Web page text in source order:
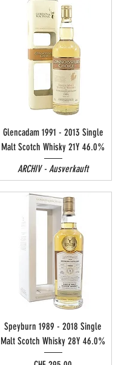
Glencadam 1991 - 2013 Single
Malt Scotch Whisky 21Y 46.0%
ARCHIV - Ausverkauft
Speyburn 1989 - 2018 Single
Malt Scotch Whisky 28Y 46.0%